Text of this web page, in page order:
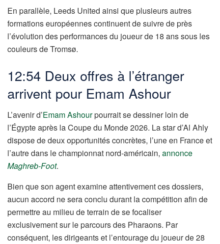
En parallèle, Leeds United ainsi que plusieurs autres
formations européennes continuent de suivre de près
l’évolution des performances du joueur de 18 ans sous les
couleurs de Tromsø.
12:54 Deux offres à l’étranger
arrivent pour Emam Ashour
L’avenir d’Emam Ashourpourrait se dessiner loin de
l’Égypte après la Coupe du Monde 2026. La star d’Al Ahly
dispose de deux opportunités concrètes, l’une en France et
l’autre dans le championnat nord-américain, annonce
Maghreb-Foot.
Bien que son agent examine attentivement ces dossiers,
aucun accord ne sera conclu durant la compétition afin de
permettre au milieu de terrain de se focaliser
exclusivement sur le parcours des Pharaons. Par
conséquent, les dirigeants et l’entourage du joueur de 28